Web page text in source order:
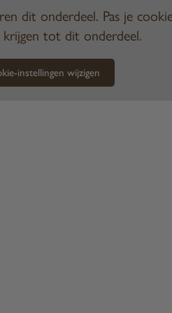
dit onderdeel. Pas je
krijgen tot dit onderdeel.
instellingen wijzigen